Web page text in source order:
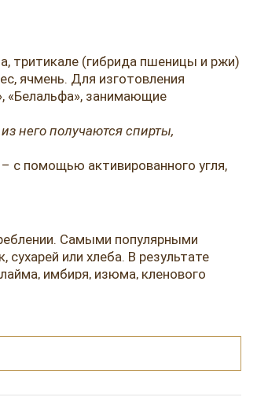
тритикале (гибрида пшеницы и ржи)
ячмень. Для изготовления
«Белальфа», занимающие
него получаются спирты,
с помощью активированного угля,
Самыми популярными
или хлеба. В результате
имбиря, изюма, кленового
рецептурам, часто становится